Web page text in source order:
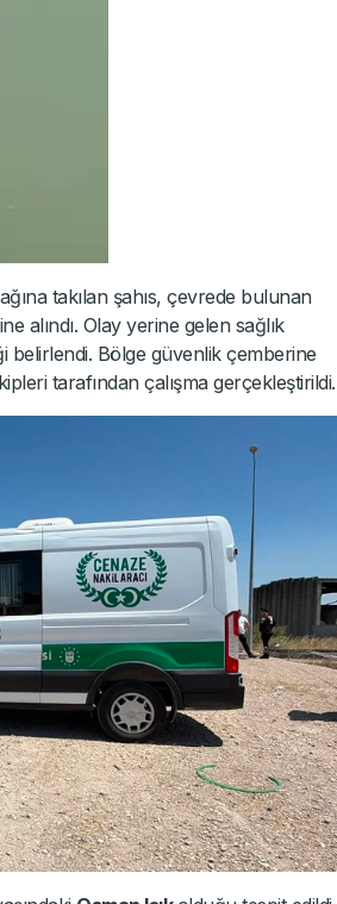
takılan şahıs, çevrede bulunan
alındı. Olay yerine gelen sağlık
belirlendi. Bölge güvenlik çemberine
tarafından çalışma gerçekleştirildi.